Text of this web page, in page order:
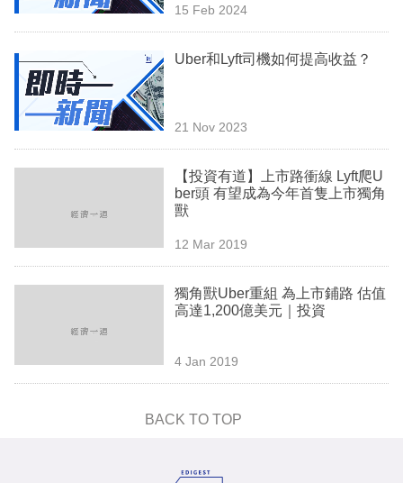
科
技
場
生
欄
15 Feb 2024
Uber和Lyft司機如何提高收益？
21 Nov 2023
【投資有道】上市路衝線 Lyft爬U
ber頭 有望成為今年首隻上市獨角
獸
12 Mar 2019
獨角獸Uber重組 為上市鋪路 估值
高達1,200億美元｜投資
4 Jan 2019
BACK TO TOP